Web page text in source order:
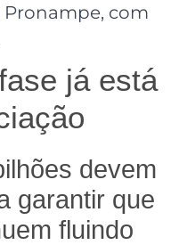
Pronampe, com
já está
devem
garantir que
fluindo